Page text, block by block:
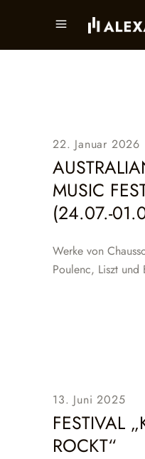
22. Januar 2026
MUSIC
(24.07.-
Werke von
Poulenc, Liszt und
13. Juni 2025
FESTIVAL
ROCKT“